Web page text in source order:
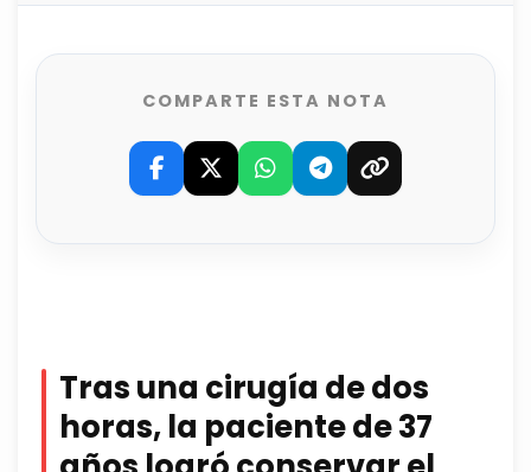
COMPARTE ESTA NOTA
Tras una cirugía de dos
horas, la paciente de 37